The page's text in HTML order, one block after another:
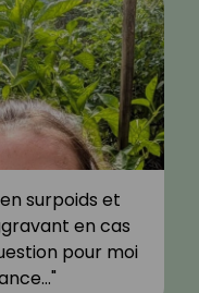
surpoids et
en cas
pour moi